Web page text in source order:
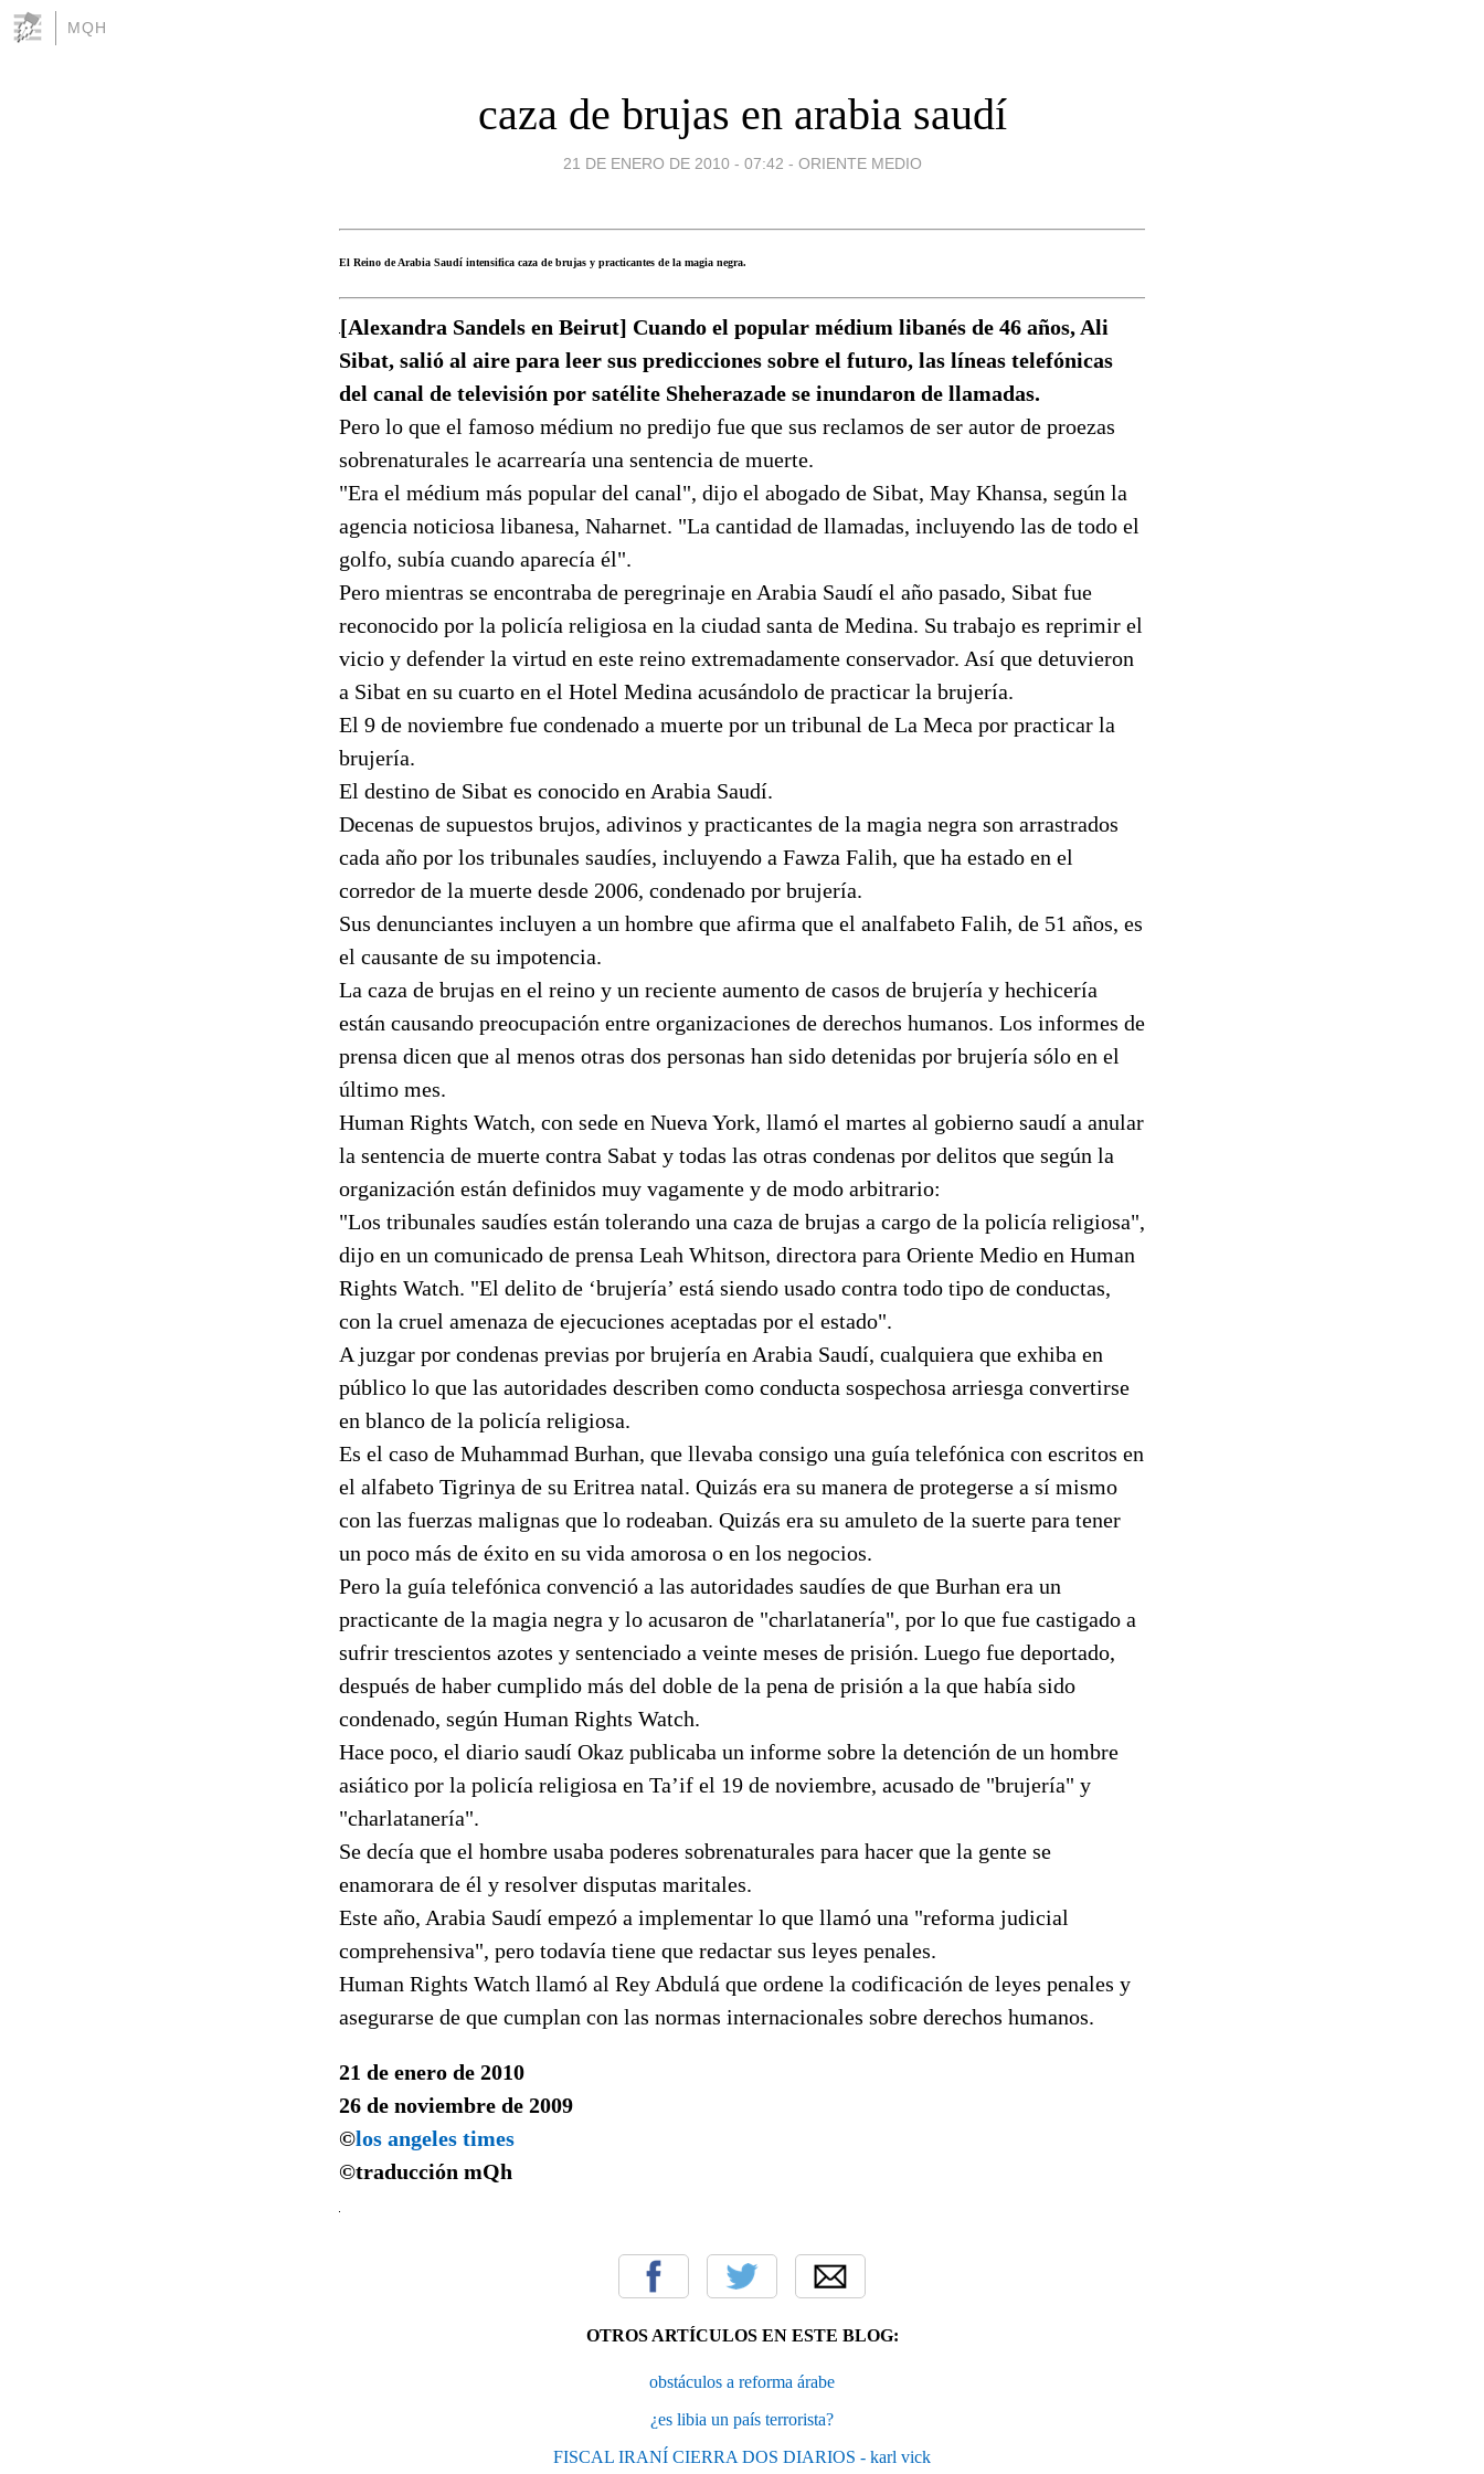
MQH
caza de brujas en arabia saudí
21 DE ENERO DE 2010 - 07:42 - ORIENTE MEDIO
El Reino de Arabia Saudí intensifica caza de brujas y practicantes de la magia negra.
[Alexandra Sandels en Beirut] Cuando el popular médium libanés de 46 años, Ali
Sibat, salió al aire para leer sus predicciones sobre el futuro, las líneas telefónicas
del canal de televisión por satélite Sheherazade se inundaron de llamadas.
Pero lo que el famoso médium no predijo fue que sus reclamos de ser autor de proezas
sobrenaturales le acarrearía una sentencia de muerte.
"Era el médium más popular del canal", dijo el abogado de Sibat, May Khansa, según la
agencia noticiosa libanesa, Naharnet. "La cantidad de llamadas, incluyendo las de todo el
golfo, subía cuando aparecía él".
Pero mientras se encontraba de peregrinaje en Arabia Saudí el año pasado, Sibat fue
reconocido por la policía religiosa en la ciudad santa de Medina. Su trabajo es reprimir el
vicio y defender la virtud en este reino extremadamente conservador. Así que detuvieron
a Sibat en su cuarto en el Hotel Medina acusándolo de practicar la brujería.
El 9 de noviembre fue condenado a muerte por un tribunal de La Meca por practicar la
brujería.
El destino de Sibat es conocido en Arabia Saudí.
Decenas de supuestos brujos, adivinos y practicantes de la magia negra son arrastrados
cada año por los tribunales saudíes, incluyendo a Fawza Falih, que ha estado en el
corredor de la muerte desde 2006, condenado por brujería.
Sus denunciantes incluyen a un hombre que afirma que el analfabeto Falih, de 51 años, es
el causante de su impotencia.
La caza de brujas en el reino y un reciente aumento de casos de brujería y hechicería
están causando preocupación entre organizaciones de derechos humanos. Los informes de
prensa dicen que al menos otras dos personas han sido detenidas por brujería sólo en el
último mes.
Human Rights Watch, con sede en Nueva York, llamó el martes al gobierno saudí a anular
la sentencia de muerte contra Sabat y todas las otras condenas por delitos que según la
organización están definidos muy vagamente y de modo arbitrario:
"Los tribunales saudíes están tolerando una caza de brujas a cargo de la policía religiosa",
dijo en un comunicado de prensa Leah Whitson, directora para Oriente Medio en Human
Rights Watch. "El delito de ‘brujería’ está siendo usado contra todo tipo de conductas,
con la cruel amenaza de ejecuciones aceptadas por el estado".
A juzgar por condenas previas por brujería en Arabia Saudí, cualquiera que exhiba en
público lo que las autoridades describen como conducta sospechosa arriesga convertirse
en blanco de la policía religiosa.
Es el caso de Muhammad Burhan, que llevaba consigo una guía telefónica con escritos en
el alfabeto Tigrinya de su Eritrea natal. Quizás era su manera de protegerse a sí mismo
con las fuerzas malignas que lo rodeaban. Quizás era su amuleto de la suerte para tener
un poco más de éxito en su vida amorosa o en los negocios.
Pero la guía telefónica convenció a las autoridades saudíes de que Burhan era un
practicante de la magia negra y lo acusaron de "charlatanería", por lo que fue castigado a
sufrir trescientos azotes y sentenciado a veinte meses de prisión. Luego fue deportado,
después de haber cumplido más del doble de la pena de prisión a la que había sido
condenado, según Human Rights Watch.
Hace poco, el diario saudí Okaz publicaba un informe sobre la detención de un hombre
asiático por la policía religiosa en Ta’if el 19 de noviembre, acusado de "brujería" y
"charlatanería".
Se decía que el hombre usaba poderes sobrenaturales para hacer que la gente se
enamorara de él y resolver disputas maritales.
Este año, Arabia Saudí empezó a implementar lo que llamó una "reforma judicial
comprehensiva", pero todavía tiene que redactar sus leyes penales.
Human Rights Watch llamó al Rey Abdulá que ordene la codificación de leyes penales y
asegurarse de que cumplan con las normas internacionales sobre derechos humanos.
21 de enero de 2010
26 de noviembre de 2009
©los angeles times
©traducción mQh
OTROS ARTÍCULOS EN ESTE BLOG:
obstáculos a reforma árabe
¿es libia un país terrorista?
FISCAL IRANÍ CIERRA DOS DIARIOS - karl vick